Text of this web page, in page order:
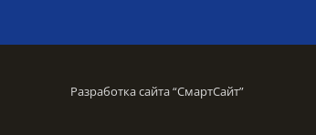
Разработка сайта “СмартСайт”